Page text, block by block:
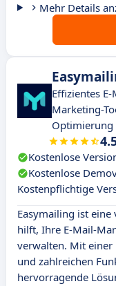
Mehr Details
Effizientes
Marketing-
Optimierung
Kostenlose
Kostenlose
Kostenpflichtige
Easymailing ist
hilft, Ihre E-Mail-
verwalten. Mit
und zahlreichen
hervorragende